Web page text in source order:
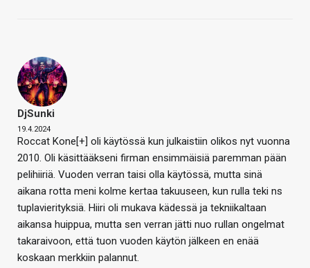
DjSunki
19.4.2024
Roccat Kone[+] oli käytössä kun julkaistiin olikos nyt vuonna
2010. Oli käsittääkseni firman ensimmäisiä paremman pään
pelihiiriä. Vuoden verran taisi olla käytössä, mutta sinä
aikana rotta meni kolme kertaa takuuseen, kun rulla teki ns
tuplavierityksiä. Hiiri oli mukava kädessä ja tekniikaltaan
aikansa huippua, mutta sen verran jätti nuo rullan ongelmat
takaraivoon, että tuon vuoden käytön jälkeen en enää
koskaan merkkiin palannut.